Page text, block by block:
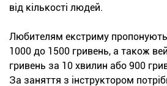
від кількості людей.
Любителям екстриму
1000 до 1500 гривень, а також
гривень за 10 хвилин або 900
За заняття з інструктором